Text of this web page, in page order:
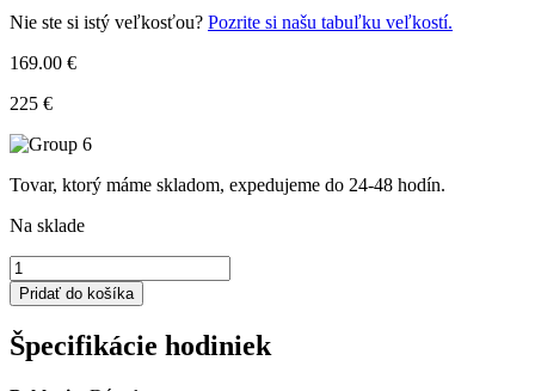
Nie ste si istý veľkosťou? Pozrite si našu tabuľku veľkostí.
169.00 €
225 €
Tovar, ktorý máme skladom, expedujeme do 24-48 hodín.
Na sklade
množstvo
Hodinky
Jacques
Lemans
1-
Pridať do košíka
Špecifikácie hodiniek